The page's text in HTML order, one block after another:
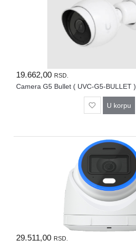
19.662,00 RSD.
Camera G5 Bullet ( UVC-G5-BULLET )
U korpu
29.511,00 RSD.